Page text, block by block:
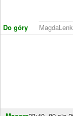
Do góry